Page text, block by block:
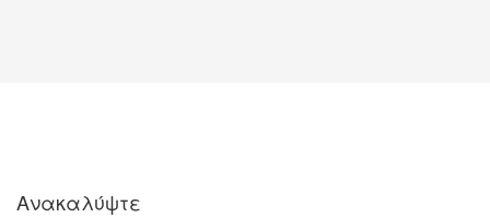
Ανακαλύψτε